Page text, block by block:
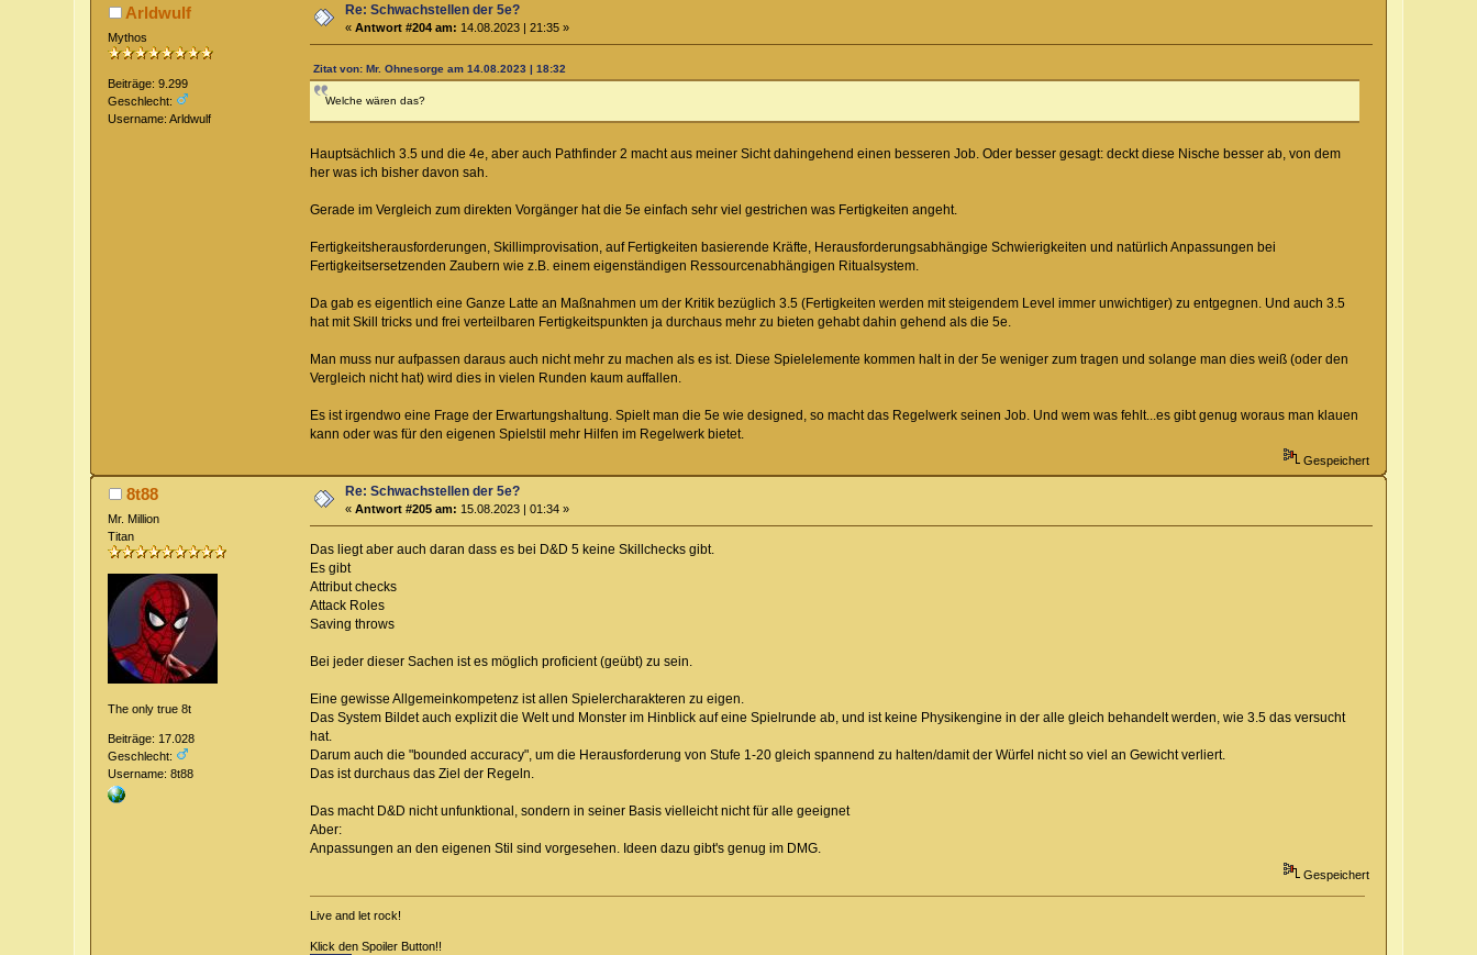
Arldwulf
Mythos
Beiträge: 9.299
Geschlecht:
Username: Arldwulf
Re: Schwachstellen der 5e?
«Antwort #204 am: 14.08.2023 | 21:35 »
Zitat von: Mr. Ohnesorge am 14.08.2023 | 18:32
Welche wären das?
Hauptsächlich 3.5 und die 4e, aber auch Pathfinder 2 macht aus meiner Sicht dahingehend einen besseren Job. Oder besser gesagt: deckt diese Nische besser ab, von dem
her was ich bisher davon sah.
Gerade im Vergleich zum direkten Vorgänger hat die 5e einfach sehr viel gestrichen was Fertigkeiten angeht.
Fertigkeitsherausforderungen, Skillimprovisation, auf Fertigkeiten basierende Kräfte, Herausforderungsabhängige Schwierigkeiten und natürlich Anpassungen bei
Fertigkeitsersetzenden Zaubern wie z.B. einem eigenständigen Ressourcenabhängigen Ritualsystem.
Da gab es eigentlich eine Ganze Latte an Maßnahmen um der Kritik bezüglich 3.5 (Fertigkeiten werden mit steigendem Level immer unwichtiger) zu entgegnen. Und auch 3.5
hat mit Skill tricks und frei verteilbaren Fertigkeitspunkten ja durchaus mehr zu bieten gehabt dahin gehend als die 5e.
Man muss nur aufpassen daraus auch nicht mehr zu machen als es ist. Diese Spielelemente kommen halt in der 5e weniger zum tragen und solange man dies weiß (oder den
Vergleich nicht hat) wird dies in vielen Runden kaum auffallen.
Es ist irgendwo eine Frage der Erwartungshaltung. Spielt man die 5e wie designed, so macht das Regelwerk seinen Job. Und wem was fehlt...es gibt genug woraus man klauen
kann oder was für den eigenen Spielstil mehr Hilfen im Regelwerk bietet.
Gespeichert
8t88
Mr. Million
Titan
The only true 8t
Beiträge: 17.028
Geschlecht:
Username: 8t88
Re: Schwachstellen der 5e?
«Antwort #205 am: 15.08.2023 | 01:34 »
Das liegt aber auch daran dass es bei D&D 5 keine Skillchecks gibt.
Es gibt
Attribut checks
Attack Roles
Saving throws
Bei jeder dieser Sachen ist es möglich proficient (geübt) zu sein.
Eine gewisse Allgemeinkompetenz ist allen Spielercharakteren zu eigen.
Das System Bildet auch explizit die Welt und Monster im Hinblick auf eine Spielrunde ab, und ist keine Physikengine in der alle gleich behandelt werden, wie 3.5 das versucht
hat.
Darum auch die "bounded accuracy", um die Herausforderung von Stufe 1-20 gleich spannend zu halten/damit der Würfel nicht so viel an Gewicht verliert.
Das ist durchaus das Ziel der Regeln.
Das macht D&D nicht unfunktional, sondern in seiner Basis vielleicht nicht für alle geeignet
Aber:
Anpassungen an den eigenen Stil sind vorgesehen. Ideen dazu gibt's genug im DMG.
Gespeichert
Live and let rock!
Klick den Spoiler Button!!